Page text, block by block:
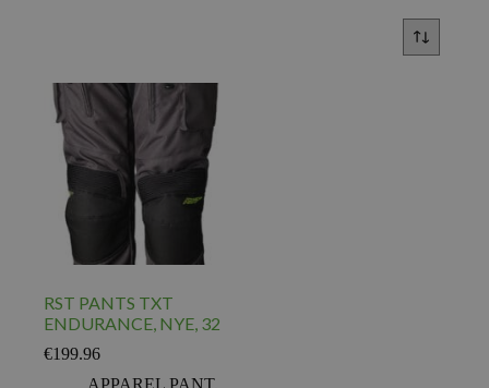
RST PANTS TXT
ENDURANCE, NYE, 32
€199.96
APPAREL PANT,